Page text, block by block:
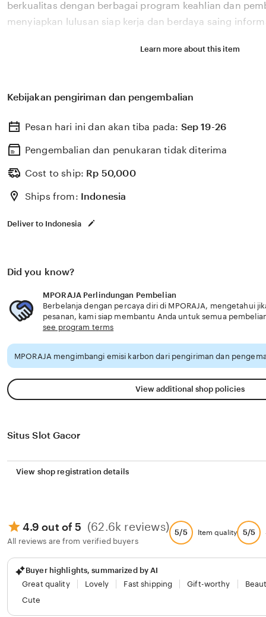
berkualitas dengan berbagai program keahlian dan
menyiapkan lulusan siap kerja dan berdaya saing
Situs MPORAJA akses cepat modern profesional SMK
menyiapkan lulusan siap kerja dan berdaya saing
Learn more about this item
Kebijakan pengiriman dan pengembalian
Pesan hari ini dan akan tiba pada: Sep 19-26
Pengembalian dan penukaran tidak diterima
Cost to ship: Rp 50,000
Ships from: Indonesia
Deliver to Indonesia
Did you know?
MPORAJA Perlindungan Pembelian
Berbelanja dengan percaya diri di MPORAJA, mengetahui
pesanan, kami siap membantu Anda untuk semua
see program terms
MPORAJA mengimbangi emisi karbon dari pengiriman dan
View additional shop policies
Situs Slot Gacor
View shop registration details
4.9 out of 5 (62.6k reviews)
All reviews are from verified buyers
5/5 Item quality 5/5
Buyer highlights, summarized by AI
Great quality
Lovely Fast shipping Gift-worthy
Cute